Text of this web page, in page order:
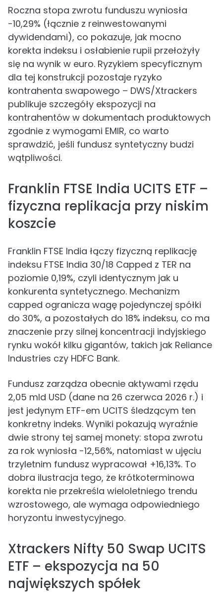
Roczna stopa zwrotu funduszu wyniosła
-10,29% (łącznie z reinwestowanymi
dywidendami), co pokazuje, jak mocno
korekta indeksu i osłabienie rupii przełożyły
się na wynik w euro. Ryzykiem specyficznym
dla tej konstrukcji pozostaje ryzyko
kontrahenta swapowego – DWS/Xtrackers
publikuje szczegóły ekspozycji na
kontrahentów w dokumentach produktowych
zgodnie z wymogami EMIR, co warto
sprawdzić, jeśli fundusz syntetyczny budzi
wątpliwości.
Franklin FTSE India UCITS ETF –
fizyczna replikacja przy niskim
koszcie
Franklin FTSE India łączy fizyczną replikację
indeksu FTSE India 30/18 Capped z TER na
poziomie 0,19%, czyli identycznym jak u
konkurenta syntetycznego. Mechanizm
capped ogranicza wagę pojedynczej spółki
do 30%, a pozostałych do 18% indeksu, co ma
znaczenie przy silnej koncentracji indyjskiego
rynku wokół kilku gigantów, takich jak Reliance
Industries czy HDFC Bank.
Fundusz zarządza obecnie aktywami rzędu
2,05 mld USD (dane na 26 czerwca 2026 r.) i
jest jedynym ETF-em UCITS śledzącym ten
konkretny indeks. Wyniki pokazują wyraźnie
dwie strony tej samej monety: stopa zwrotu
za rok wyniosła -12,56%, natomiast w ujęciu
trzyletnim fundusz wypracował +16,13%. To
dobra ilustracja tego, że krótkoterminowa
korekta nie przekreśla wieloletniego trendu
wzrostowego, ale wymaga odpowiedniego
horyzontu inwestycyjnego.
Xtrackers Nifty 50 Swap UCITS
ETF – ekspozycja na 50
największych spółek